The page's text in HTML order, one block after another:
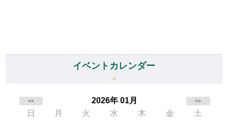
イベントカレンダー
<< 2026年 01月 >>
日 月 火 水 木 金
土